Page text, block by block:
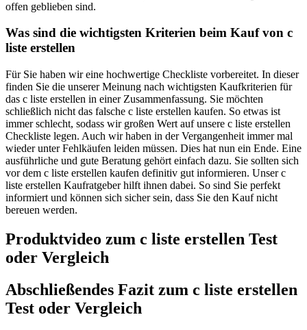
offen geblieben sind.
Was sind die wichtigsten Kriterien beim Kauf von c
liste erstellen
Für Sie haben wir eine hochwertige Checkliste vorbereitet. In dieser
finden Sie die unserer Meinung nach wichtigsten Kaufkriterien für
das c liste erstellen in einer Zusammenfassung. Sie möchten
schließlich nicht das falsche c liste erstellen kaufen. So etwas ist
immer schlecht, sodass wir großen Wert auf unsere c liste erstellen
Checkliste legen. Auch wir haben in der Vergangenheit immer mal
wieder unter Fehlkäufen leiden müssen. Dies hat nun ein Ende. Eine
ausführliche und gute Beratung gehört einfach dazu. Sie sollten sich
vor dem c liste erstellen kaufen definitiv gut informieren. Unser c
liste erstellen Kaufratgeber hilft ihnen dabei. So sind Sie perfekt
informiert und können sich sicher sein, dass Sie den Kauf nicht
bereuen werden.
Produktvideo zum c liste erstellen Test
oder Vergleich
Abschließendes Fazit zum c liste erstellen
Test oder Vergleich